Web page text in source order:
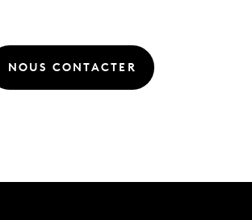
NOUS CONTACTER